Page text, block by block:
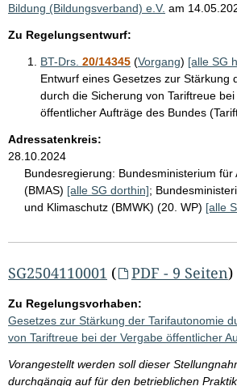
Bildung (Bildungsverband) e.V. am
Zu Regelungsentwurf:
BT-Drs. 20/14345 (Vorgang) [alle SG
Entwurf eines Gesetzes zur Stärkung
durch die Sicherung von Tariftreue
öffentlicher Aufträge des Bundes
Adressatenkreis:
28.10.2024
Bundesregierung: Bundesministerium für
(BMAS) [alle SG dorthin];
und Klimaschutz (BMWK) (20. WP) [alle
SG2504110001 ( PDF - 9 Seiten)
Zu Regelungsvorhaben:
Gesetzes zur Stärkung der Tarifautonomie
von Tariftreue bei der Vergabe öffentlicher
Vorangestellt werden soll dieser
durchgängig auf für den betrieblichen